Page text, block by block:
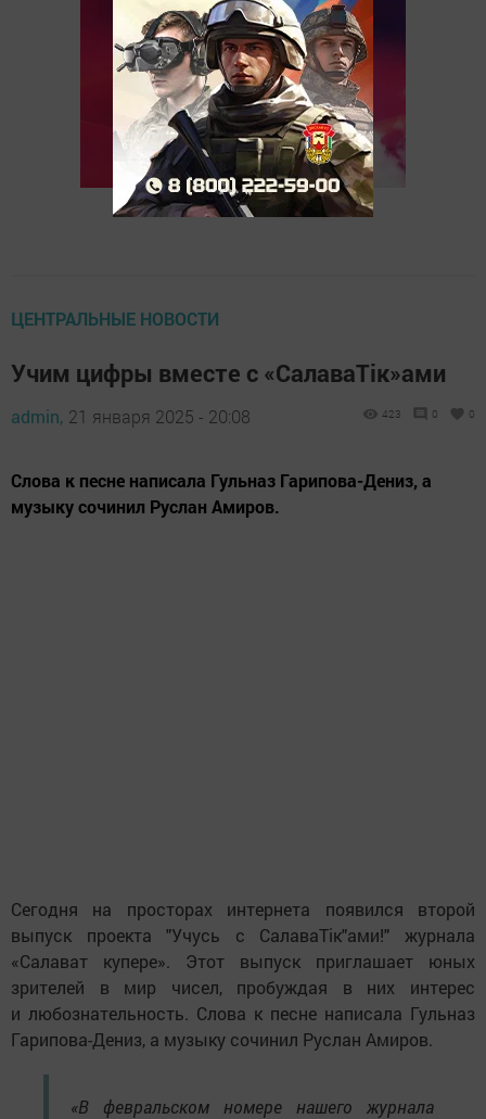
ЦЕНТРАЛЬНЫЕ НОВОСТИ
Учим цифры вместе с «СалаваТік»ами
admin, 21 января 2025 - 20:08 423 0 0
Слова к песне написала Гульназ Гарипова-Дениз, а
музыку сочинил Руслан Амиров.
Сегодня на просторах интернета появился второй
выпуск проекта "Учусь с СалаваТік"ами!" журнала
«Салават купере». Этот выпуск приглашает юных
зрителей в мир чисел, пробуждая в них интерес
и любознательность. Слова к песне написала Гульназ
Гарипова-Дениз, а музыку сочинил Руслан Амиров.
«В февральском номере нашего журнала